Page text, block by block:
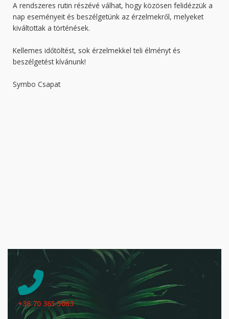
A rendszeres rutin részévé válhat, hogy közösen felidézzük a
nap eseményeit és beszélgetünk az érzelmekről, melyeket
kiváltottak a történések.
Kellemes időtöltést, sok érzelmekkel teli élményt és
beszélgetést kívánunk!
Symbo Csapat
+36 70 365 5063